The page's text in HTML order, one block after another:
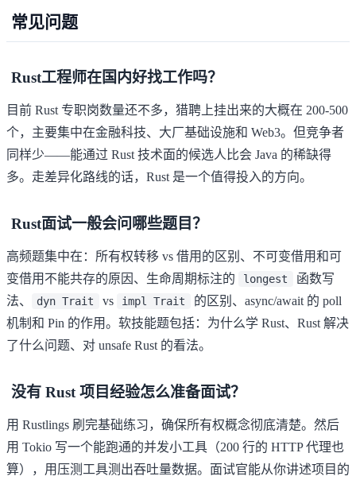
常见问题
Rust工程师在国内好找工作吗？
目前 Rust 专职岗数量还不多，猎聘上挂出来的大概在 200-500
个，主要集中在金融科技、大厂基础设施和 Web3。但竞争者
同样少——能通过 Rust 技术面的候选人比会 Java 的稀缺得
多。走差异化路线的话，Rust 是一个值得投入的方向。
Rust面试一般会问哪些题目？
高频题集中在：所有权转移 vs 借用的区别、不可变借用和可
变借用不能共存的原因、生命周期标注的
longest
函数写
法、
dyn Trait vs impl Trait
的区别、async/await 的 poll
机制和 Pin 的作用。软技能题包括：为什么学 Rust、Rust 解决
了什么问题、对 unsafe Rust 的看法。
没有 Rust 项目经验怎么准备面试？
用 Rustlings 刷完基础练习，确保所有权概念彻底清楚。然后
用 Tokio 写一个能跑通的并发小工具（200 行的 HTTP 代理也
算），用压测工具测出吞吐量数据。面试官能从你讲述项目的